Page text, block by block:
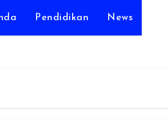
Pendidikan News